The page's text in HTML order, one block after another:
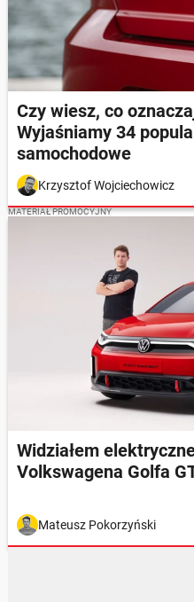
Czy wiesz, co
Wyjaśniamy 34
samochodowe
Krzysztof Wojciechowicz
MATERIAŁ PROMOCYJNY
Widziałem
Volkswagena Golfa
Mateusz Pokorzyński